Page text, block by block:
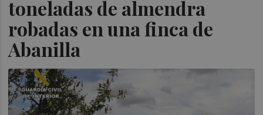
toneladas de almendra
robadas en una finca de
Abanilla